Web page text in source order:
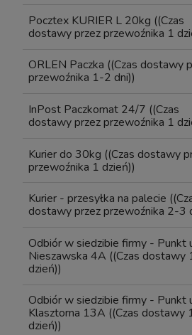
Pocztex KURIER L 20kg ((Czas
dostawy przez przewoźnika 1
ORLEN Paczka ((Czas dostawy
przewoźnika 1-2 dni))
InPost Paczkomat 24/7 ((Czas
dostawy przez przewoźnika 1
Kurier do 30kg ((Czas dostawy
przewoźnika 1 dzień))
Kurier - przesyłka na palecie
dostawy przez przewoźnika 2-3
Odbiór w siedzibie firmy - Punkt
Nieszawska 4A ((Czas dostawy
dzień))
Odbiór w siedzibie firmy - Punkt
Klasztorna 13A ((Czas dostawy
dzień))